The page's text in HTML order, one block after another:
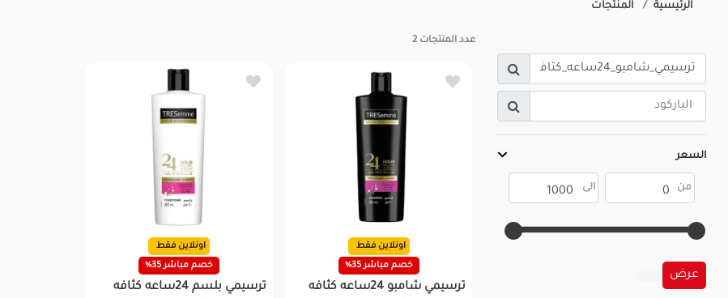
الرئيسية المنتجات
السعر
عرض
عدد المنتجات 2
اونلاين فقط
خصم مباشر 35%
ترسيمي شامبو 24ساعه كثافه
اونلاين فقط
خصم مباشر 35%
ترسيمي بلسم 24ساعه كثافه